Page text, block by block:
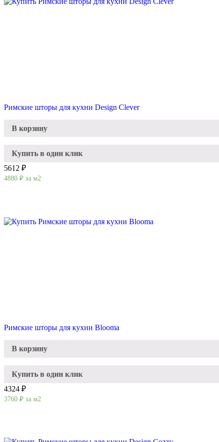
Римские шторы для кухни Design Clever
В корзину
Купить в один клик
5612 ₽
4880 ₽ за м2
Римские шторы для кухни Blooma
В корзину
Купить в один клик
4324 ₽
3760 ₽ за м2